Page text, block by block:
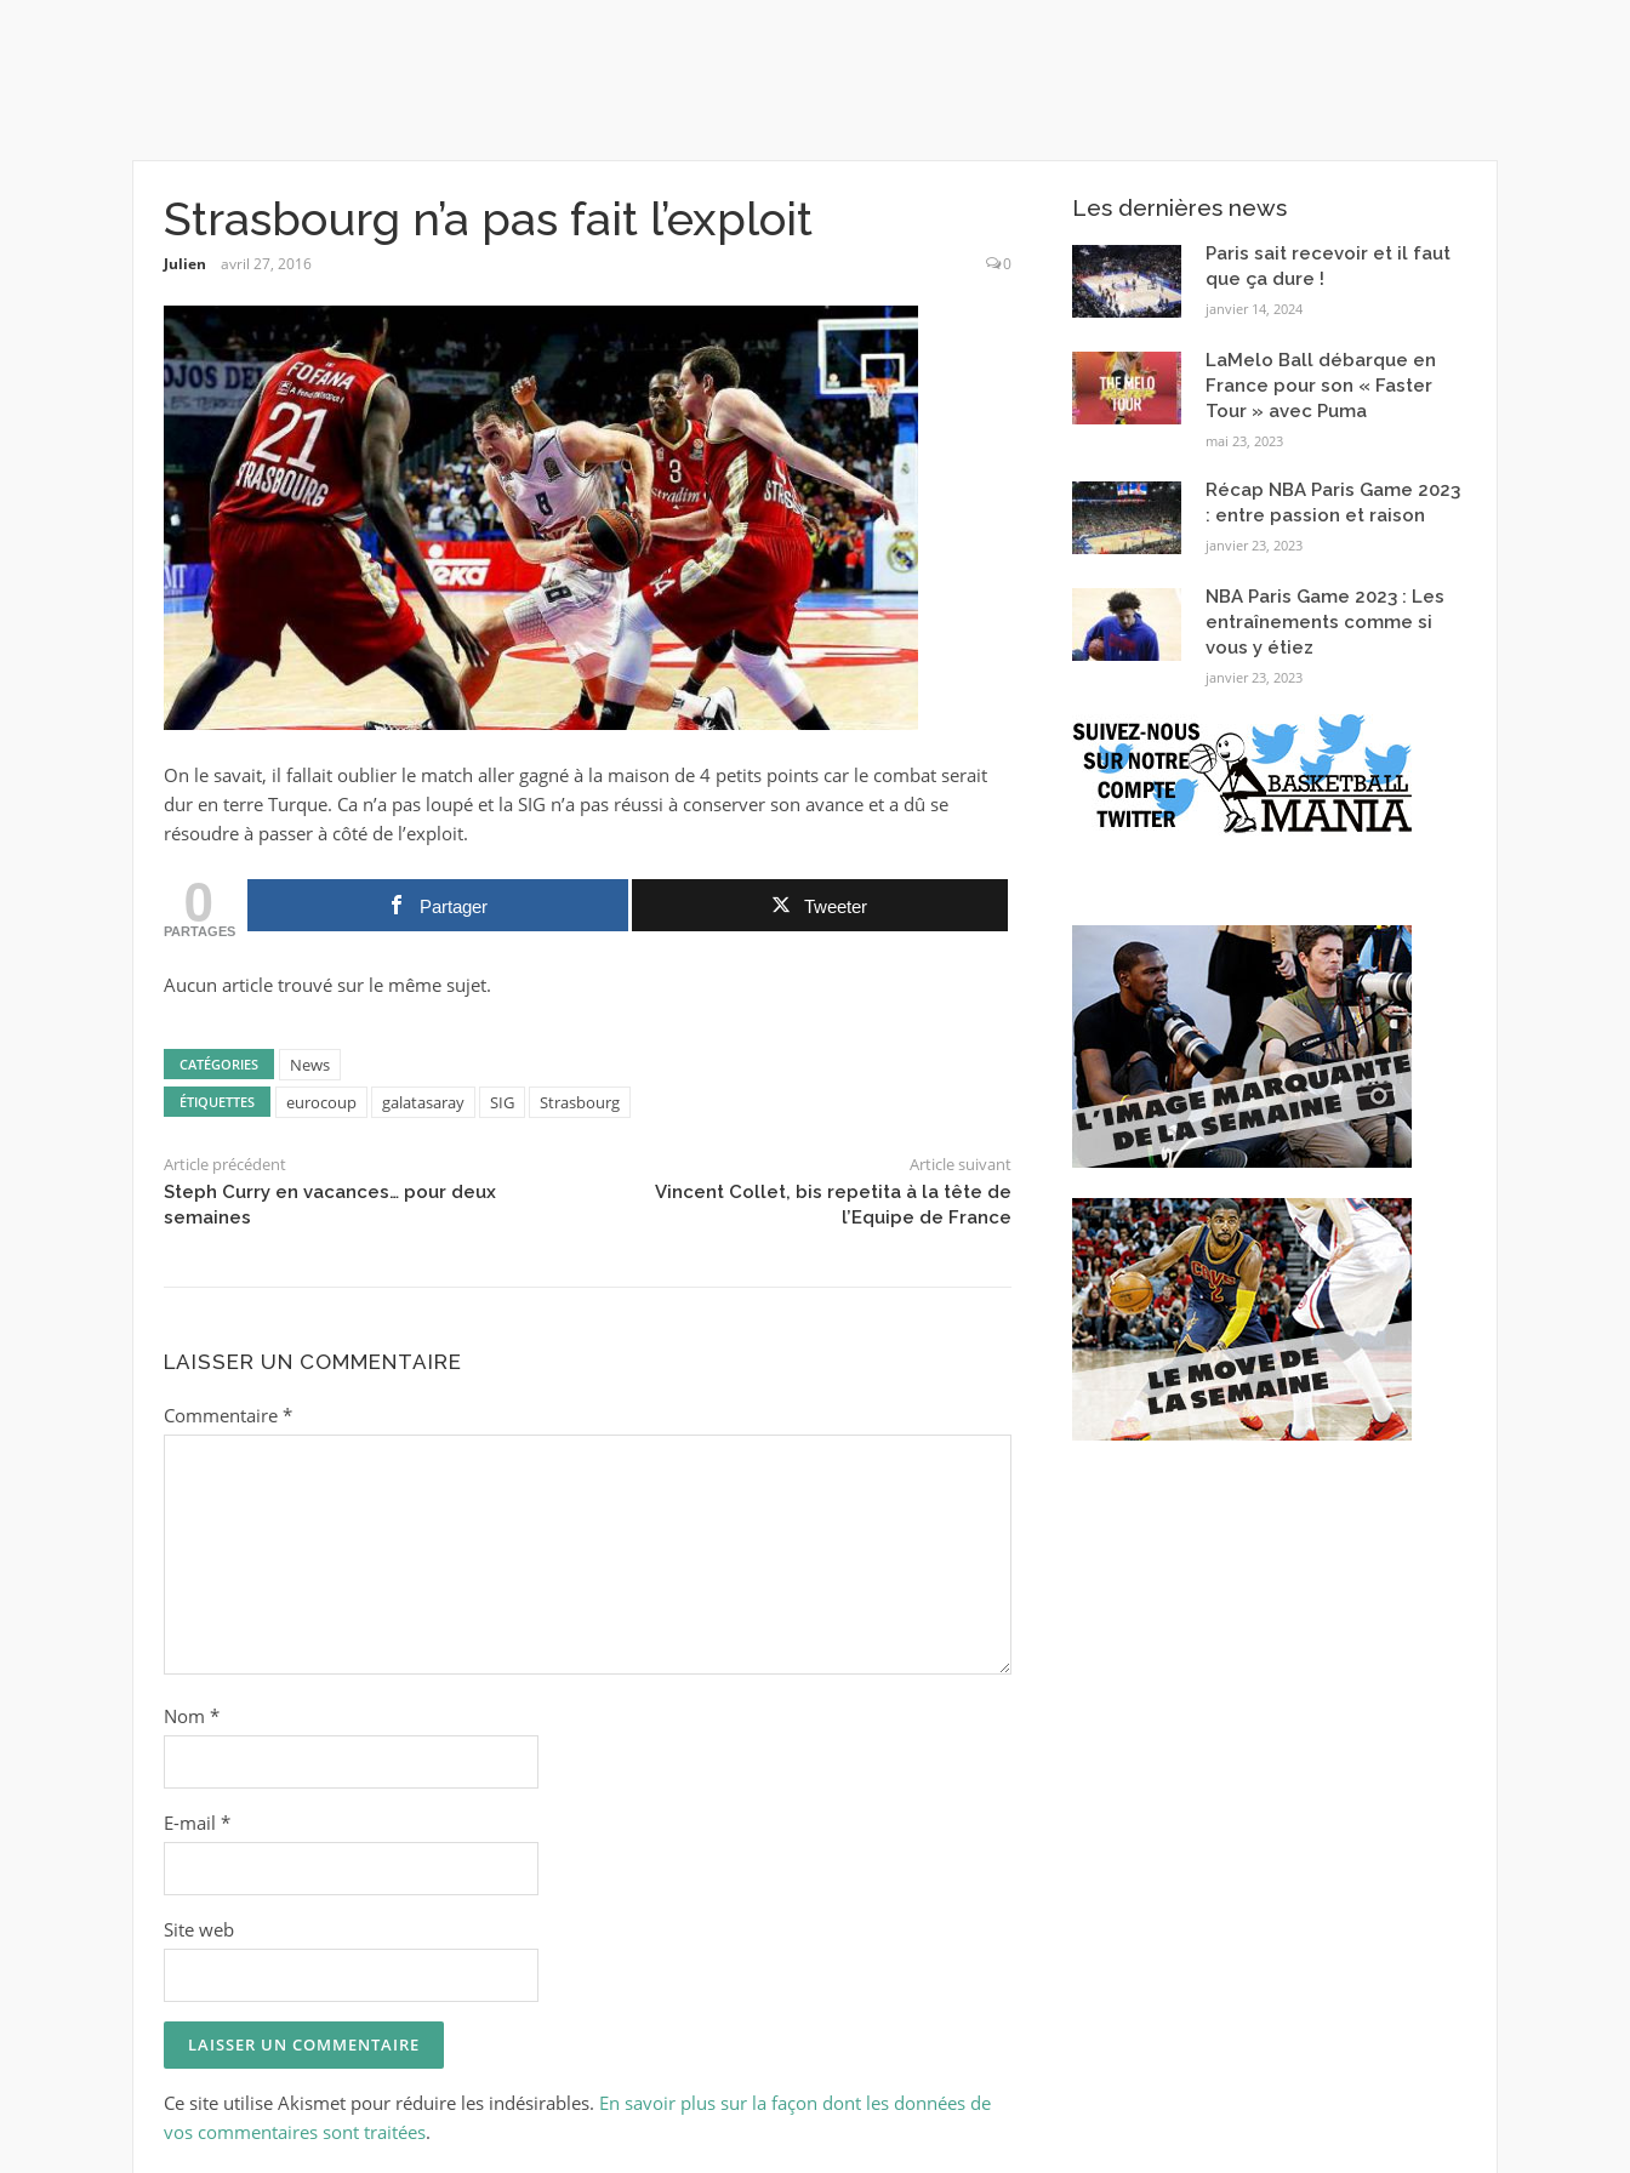
Strasbourg n’a pas fait l’exploit
Julien avril 27, 2016 0
On le savait, il fallait oublier le match aller gagné à la maison de 4 petits points car le combat serait
dur en terre Turque. Ca n’a pas loupé et la SIG n’a pas réussi à conserver son avance et a dû se
résoudre à passer à côté de l’exploit.
0
PARTAGES
Partager Tweeter
Aucun article trouvé sur le même sujet.
CATÉGORIES News
ÉTIQUETTES eurocoup galatasaray SIG Strasbourg
Article précédent
Steph Curry en vacances… pour deux
semaines
Article suivant
Vincent Collet, bis repetita à la tête de
l’Equipe de France
LAISSER UN COMMENTAIRE
Commentaire *
Nom *
E-mail *
Site web
Ce site utilise Akismet pour réduire les indésirables. En savoir plus sur la façon dont les données de
vos commentaires sont traitées.
Les dernières news
Paris sait recevoir et il faut
que ça dure !
janvier 14, 2024
LaMelo Ball débarque en
France pour son « Faster
Tour » avec Puma
mai 23, 2023
Récap NBA Paris Game 2023
: entre passion et raison
janvier 23, 2023
NBA Paris Game 2023 : Les
entraînements comme si
vous y étiez
janvier 23, 2023